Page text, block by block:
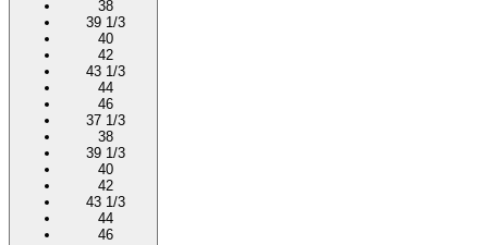
38
39 1/3
40
42
43 1/3
44
46
37 1/3
38
39 1/3
40
42
43 1/3
44
46